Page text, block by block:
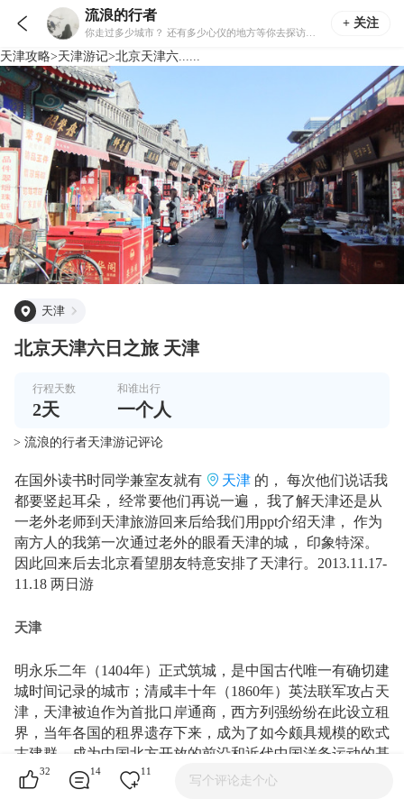
 流浪的行者
+ 关注
天津攻略>天津游记>北京天津六......
天津
北京天津六日之旅 天津
行程天数
2天
和谁出行
一个人
> 流浪的行者天津游记评论
在国外读书时同学兼室友就有 天津 的， 每次他们说话我
都要竖起耳朵， 经常要他们再说一遍， 我了解天津还是从
一老外老师到天津旅游回来后给我们用ppt介绍天津， 作为
南方人的我第一次通过老外的眼看天津的城， 印象特深。
因此回来后去北京看望朋友特意安排了天津行。2013.11.17-
11.18 两日游
天津
明永乐二年（1404年）正式筑城，是中国古代唯一有确切建
城时间记录的城市；清咸丰十年（1860年）英法联军攻占天
津，天津被迫作为首批口岸通商，西方列强纷纷在此设立租
界，当年各国的租界遗存下来，成为了如今颇具规模的欧式
古建群，成为中国北方开放的前沿和近代中国洋务运动的基
地。历经六百多年，造就了天津中西合璧、古今兼容的独特
32 14 11
写个评论走个心